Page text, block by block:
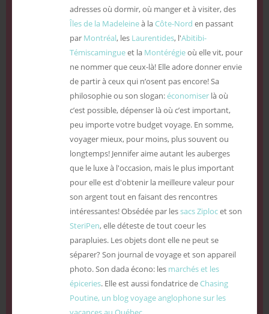
adresses où dormir, où manger et à visiter, des
Îles de la Madeleineà laCôte-Nord en passant
par Montréal, les Laurentides, l'Abitibi-
Témiscamingueet la Montérégieoù elle vit, pour
ne nommer que ceux-là! Elle adore donner envie
de partir à ceux qui n’osent pas encore! Sa
philosophie ou son slogan:économiserlà où
c’est possible, dépenser là où c’est important,
peu importe votre budget voyage. En somme,
voyager mieux, pour moins, plus souvent ou
longtemps! Jennifer aime autant les auberges
que le luxe à l'occasion, mais le plus important
pour elle est d'obtenir la meilleure valeur pour
son argent tout en faisant des rencontres
intéressantes! Obsédée par lessacs Ziplocet son
SteriPen, elle déteste de tout coeur les
parapluies. Les objets dont elle ne peut se
séparer? Son journal de voyage et son appareil
photo. Son dada écono: les marchés et les
épiceries. Elle est aussi fondatrice deChasing
Poutine, un blog voyage anglophone sur les